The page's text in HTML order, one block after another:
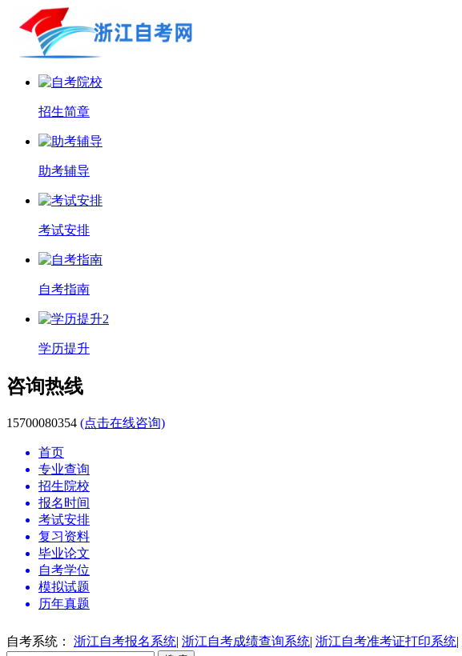
招生简章
助考辅导
考试安排
自考指南
学历提升
咨询热线
15700080354 (点击在线咨询)
首页
专业查询
招生院校
报名时间
考试安排
复习资料
毕业论文
自考学位
模拟试题
历年真题
自考系统： 浙江自考报名系统| 浙江自考成绩查询系统| 浙江自考准考证打印系统|